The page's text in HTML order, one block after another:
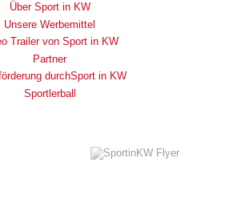
Über Sport in KW
Unsere Werbemittel
Trailer von Sport in KW
Partner
durchSport in KW
Sportlerball